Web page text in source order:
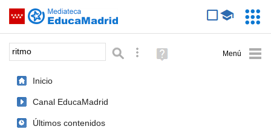
Saltar navegación
Palabra o frase: Búsqueda avanzada
Ayuda
(en
Inicio
Canal EducaMadrid
Últimos contenidos